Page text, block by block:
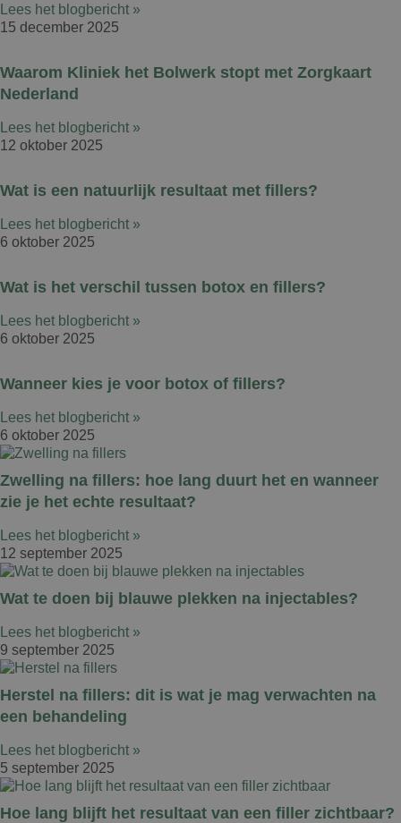
Lees het blogbericht »
15 december 2025
Waarom Kliniek het Bolwerk stopt met Zorgkaart
Nederland
Lees het blogbericht »
12 oktober 2025
Wat is een natuurlijk resultaat met fillers?
Lees het blogbericht »
6 oktober 2025
Wat is het verschil tussen botox en fillers?
Lees het blogbericht »
6 oktober 2025
Wanneer kies je voor botox of fillers?
Lees het blogbericht »
6 oktober 2025
Zwelling na fillers: hoe lang duurt het en wanneer
zie je het echte resultaat?
Lees het blogbericht »
12 september 2025
Wat te doen bij blauwe plekken na injectables?
Lees het blogbericht »
9 september 2025
Herstel na fillers: dit is wat je mag verwachten na
een behandeling
Lees het blogbericht »
5 september 2025
Hoe lang blijft het resultaat van een filler zichtbaar?